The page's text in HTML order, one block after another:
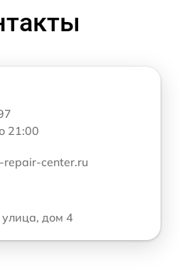
21:00
repair-center.ru
дом 4